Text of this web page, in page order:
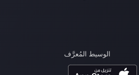
الوسيط المُعرَّف